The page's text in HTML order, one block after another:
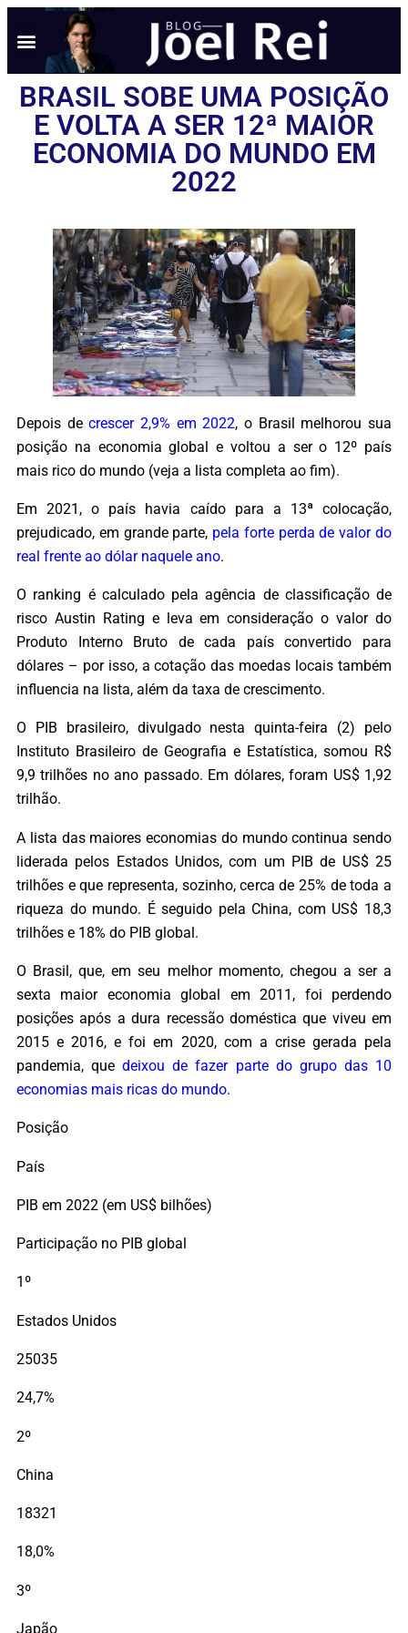
BRASIL SOBE UMA POSIÇÃO
E VOLTA A SER 12ª MAIOR
ECONOMIA DO MUNDO EM
2022
Depois decrescer 2,9% em 2022, o Brasil melhorou sua
posição na economia global e voltou a ser o 12º país
mais rico do mundo (veja a lista completa ao fim).
Em 2021, o país havia caído para a 13ª colocação,
prejudicado, em grande parte, pela forte perda de valor do
real frente ao dólar naquele ano.
O ranking é calculado pela agência de classificação de
risco Austin Rating e leva em consideração o valor do
Produto Interno Bruto de cada país convertido para
dólares – por isso, a cotação das moedas locais também
influencia na lista, além da taxa de crescimento.
O PIB brasileiro, divulgado nesta quinta-feira (2) pelo
Instituto Brasileiro de Geografia e Estatística, somou R$
9,9 trilhões no ano passado. Em dólares, foram US$ 1,92
trilhão.
A lista das maiores economias do mundo continua sendo
liderada pelos Estados Unidos, com um PIB de US$ 25
trilhões e que representa, sozinho, cerca de 25% de toda a
riqueza do mundo. É seguido pela China, com US$ 18,3
trilhões e 18% do PIB global.
O Brasil, que, em seu melhor momento, chegou a ser a
sexta maior economia global em 2011, foi perdendo
posições após a dura recessão doméstica que viveu em
2015 e 2016, e foi em 2020, com a crise gerada pela
pandemia, quedeixou de fazer parte do grupo das 10
economias mais ricas do mundo.
Posição
País
PIB em 2022 (em US$ bilhões)
Participação no PIB global
1º
Estados Unidos
25035
24,7%
2º
China
18321
18,0%
3º
Japão